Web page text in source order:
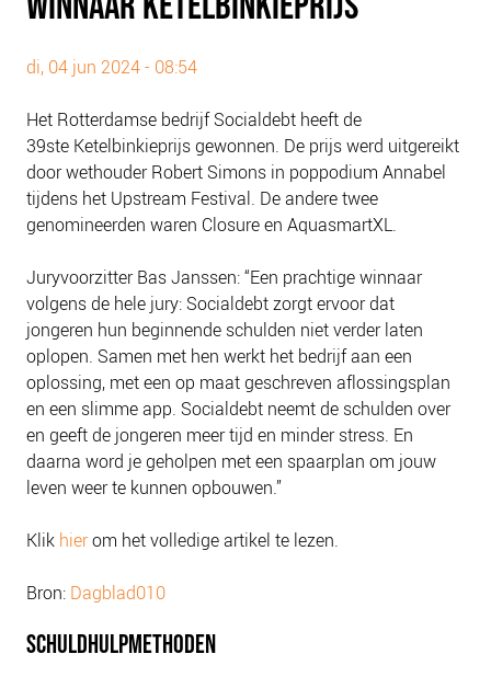
PLINKR NAZORG
COLLECTIEF SCHULDREGELEN
DE VOORZIENINGENWIJZER
NEDERLANDSE SCHULDHULPROUTE (NSR)
OVER ONS
VISIE EN MISSIE
HET TEAM
ONZE PARTNERS
VACATURES
IN DE MEDIA
OVER NCFG
BLOGS
di, 04 jun 2024 - 08:54
Het Rotterdamse bedrijf Socialdebt heeft de
39ste Ketelbinkieprijs gewonnen. De prijs werd uitgereikt
door wethouder Robert Simons in poppodium Annabel
tijdens het Upstream Festival. De andere twee
genomineerden waren Closure en AquasmartXL.
Juryvoorzitter Bas Janssen: “Een prachtige winnaar
volgens de hele jury: Socialdebt zorgt ervoor dat
jongeren hun beginnende schulden niet verder laten
oplopen. Samen met hen werkt het bedrijf aan een
oplossing, met een op maat geschreven aflossingsplan
en een slimme app. Socialdebt neemt de schulden over
en geeft de jongeren meer tijd en minder stress. En
daarna word je geholpen met een spaarplan om jouw
leven weer te kunnen opbouwen.”
Klik hierom het volledige artikel te lezen.
Bron: Dagblad010
SCHULDHULPMETHODEN